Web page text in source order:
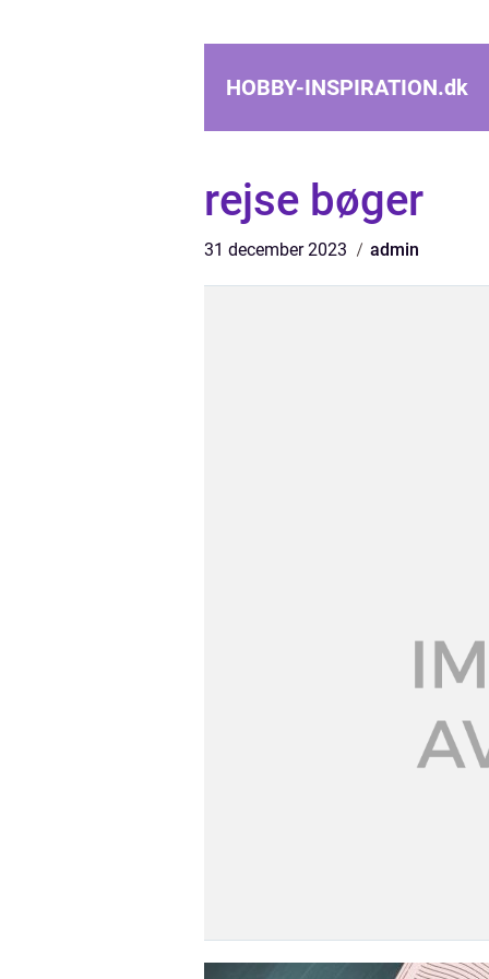
HOBBY-INSPIRATION.dk
rejse bøger
31 december 2023 admin